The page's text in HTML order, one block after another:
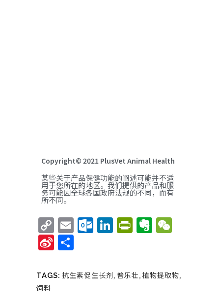
Copyright© 2021 PlusVet Animal Health
某些关于产品保健功能的阐述可能并不适
用于您所在的地区。我们提供的产品和服
务可能因全球各国政府法规的不同，而有
所不同。
Copy
Link
EmailOutlook.com
LinkedInEvernote
Sina
Weibo
TAGS: 抗生素促生长剂, 普乐壮, 植物提取物,
饲料